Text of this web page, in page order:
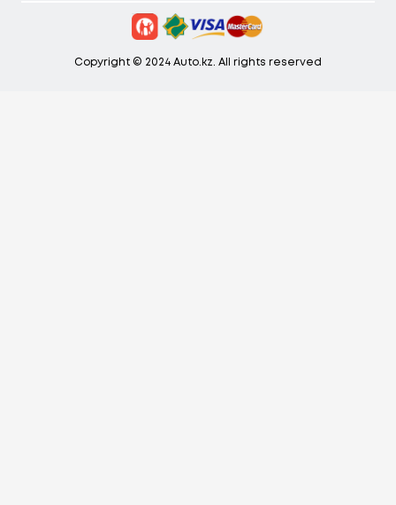
Copyright © 2024 Auto.kz. All rights reserved